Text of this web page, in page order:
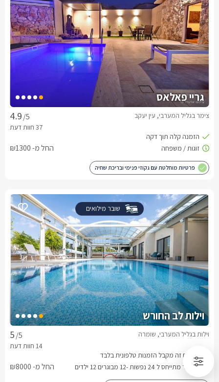
גריי פאלאס
/5 צימר בגליל המערבי, עין יעקב
החל מ- ₪1300
פרטיות מוחלטת עם גקוזי פנימי ובריכת שחיה
שובר מילואים
וילות לב החורש
/5 וילות בגליל המערבי, שומרה
החל מ- ₪8000